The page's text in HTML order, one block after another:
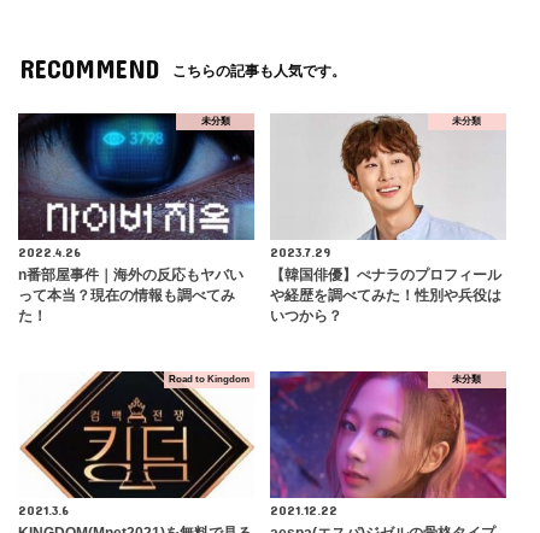
RECOMMEND こちらの記事も人気です。
未分類
2022.4.26
n番部屋事件｜海外の反応もヤバい
って本当？現在の情報も調べてみ
た！
未分類
2023.7.29
【韓国俳優】ぺナラのプロフィール
や経歴を調べてみた！性別や兵役は
いつから？
Road to Kingdom
2021.3.6
未分類
2021.12.22